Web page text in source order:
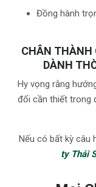
Đồng hành
CHÂN THÀNH
DÀNH
Hy vọng rằng
đổi cần thiết trong
Nếu có bất kỳ câu
ty Thái